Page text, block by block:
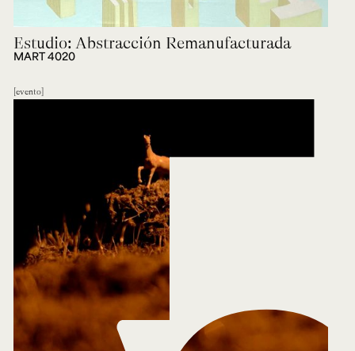
Estudio: Abstracción Remanufacturada
MART 4020
evento